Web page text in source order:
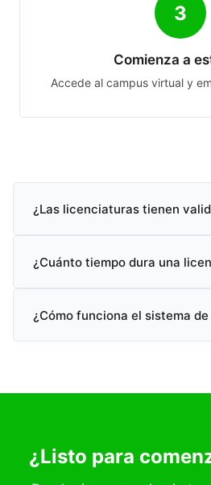
3
Comienza a
Accede al campus virtual y
¿Las licenciaturas tienen
oficial SEP (Secretaría de
¿Cuánto tiempo dura una
nuestro programa acelerado, o
¿Cómo funciona el sistema
¿Listo para